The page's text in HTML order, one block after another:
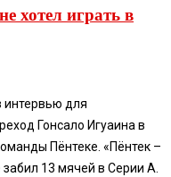
хотел играть в
интервью для
Гонсало Игуаина в
Пёнтеке. «Пёнтек –
13 мячей в Серии А.